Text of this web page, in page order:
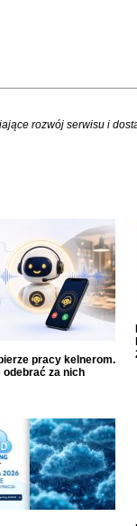
rozwój serwisu i
pracy kelnerom.
odebrać za nich